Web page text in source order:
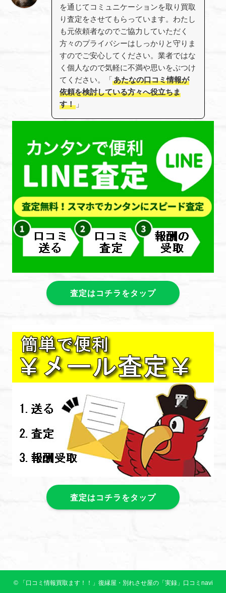
を通じてコミュニケーションを取り買取
り査定をさせてもらっています。わたし
も元依頼者なのでご協力していただく
方々のプライバシーはしっかりと守りま
すのでご安心してください。業者ではな
く個人なので気軽に不満や思いをぶつけ
てください。「あたなの口コミ情報が
依頼を検討している方々へ役立ちま
す！ 」
査定はコチラをタップ
査定はコチラをタップ
©「口コミ情報買取ます！！」復縁屋・別れさせ屋の「実録」口コミnavi